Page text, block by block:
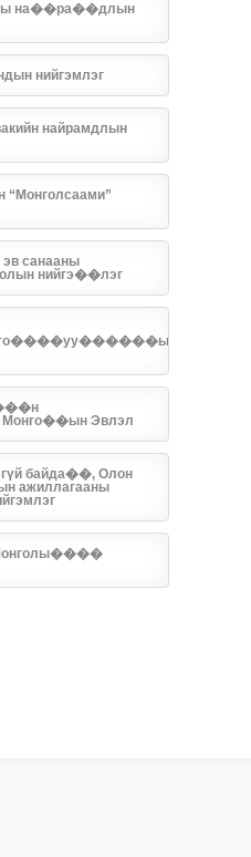
на��ра��длын
нийгэмлэг
найрамдлын
“Монголсаами”
санааны
нийгэ��лэг
Монго��ын Эвлэл
байда��, Олон
ажиллагааны